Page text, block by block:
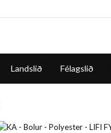
Landslið Félagslið